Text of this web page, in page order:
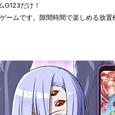
G123だけ！
ムです。隙間時間で楽しめる放